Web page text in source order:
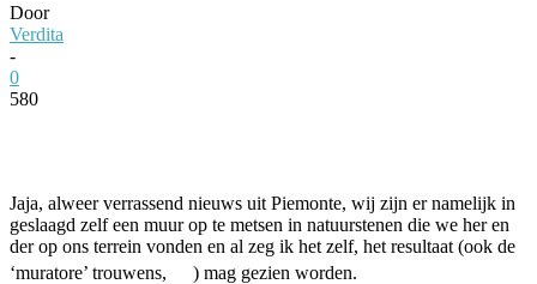
Door
Verdita
-
0
580
Jaja, alweer verrassend nieuws uit Piemonte, wij zijn er namelijk in
geslaagd zelf een muur op te metsen in natuurstenen die we her en
der op ons terrein vonden en al zeg ik het zelf, het resultaat (ook de
‘muratore’ trouwens,
) mag gezien worden.